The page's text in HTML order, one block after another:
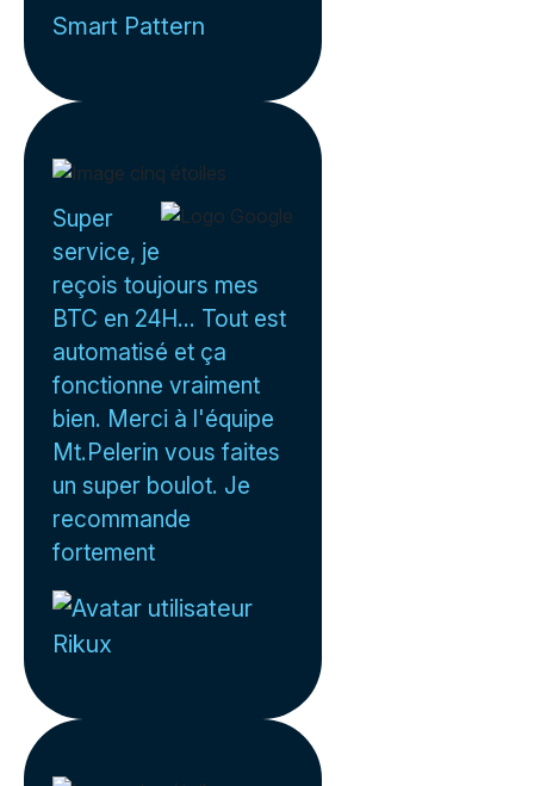
Smart Pattern
Super
service, je
reçois toujours mes
BTC en 24H... Tout est
automatisé et ça
fonctionne vraiment
bien. Merci à l'équipe
Mt.Pelerin vous faites
un super boulot. Je
recommande
fortement
Rikux